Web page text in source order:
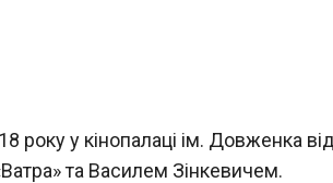
року у кінопалаці ім. Довженка
та Василем Зінкевичем.